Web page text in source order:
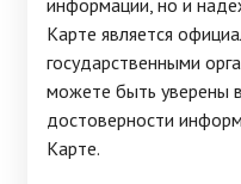
информации, но и
Карте является
государственными
можете быть уверены
достоверности
Карте.